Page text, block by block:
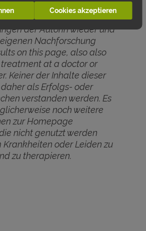
Sie geben die Meinung
der Autorin wieder und
Nachforschung
on this page, also also
at a doctor or
Keiner der Inhalte dieser
als Erfolgs- oder
verstanden werden. Es
noch weitere
zur Homepage
nicht genutzt werden
Krankheiten oder Leiden zu
zu therapieren.
Cookies akzeptieren